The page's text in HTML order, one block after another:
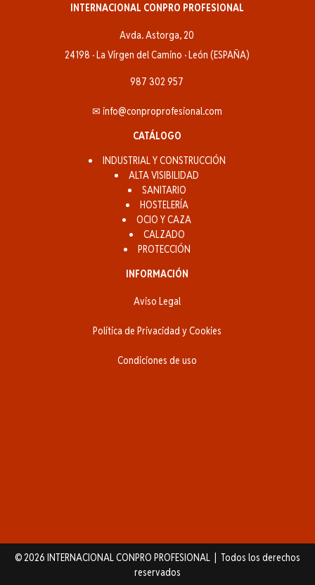
INTERNACIONAL CONPRO PROFESIONAL
Avda. Astorga, 20
24198 · La Vírgen del Camino · León (ESPAÑA)
987 302 957
✉ info@conproprofesional.com
CATÁLOGO
INDUSTRIAL Y CONSTRUCCIÓN
ALTA VISIBILIDAD
SANITARIO
HOSTELERÍA
OCIO Y CAZA
CALZADO
PROTECCIÓN
INFORMACIÓN
Aviso Legal
Política de Privacidad y Cookies
Condiciones de uso
© 2026 INTERNACIONAL CONPRO PROFESIONAL | Todos los derechos
reservados